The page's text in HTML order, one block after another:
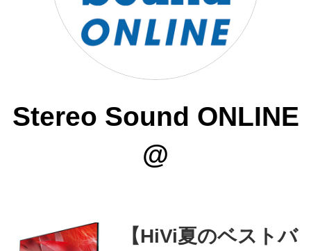
Stereo Sound ONLINE
@
【HiVi夏のベストバ